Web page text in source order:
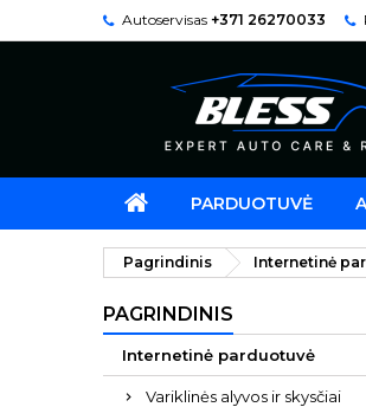
Autoservisas +371 26270033
PARDUOTUVĖ
Pagrindinis Internetinė
PAGRINDINIS
Internetinė parduotuvė
Variklinės alyvos ir skysčiai